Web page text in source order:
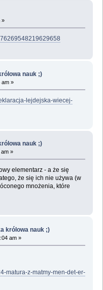
»
nauk ;)
am »
lejdejska-wiecej-
nauk ;)
»
elementarz - a że się
że się ich nie używa (w
mnożenia, które
królowa nauk ;)
am »
matura-z-matmy-men-det-er-